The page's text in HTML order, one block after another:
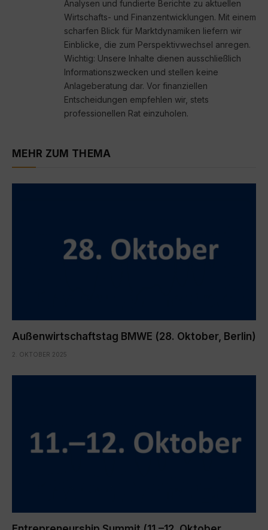
Analysen und fundierte Berichte zu aktuellen
Wirtschafts- und Finanzentwicklungen. Mit einem
scharfen Blick für Marktdynamiken liefern wir
Einblicke, die zum Perspektivwechsel anregen.
Wichtig: Unsere Inhalte dienen ausschließlich
Informationszwecken und stellen keine
Anlageberatung dar. Vor finanziellen
Entscheidungen empfehlen wir, stets
professionellen Rat einzuholen.
MEHR ZUM THEMA
Außenwirtschaftstag BMWE (28. Oktober, Berlin)
2. OKTOBER 2025